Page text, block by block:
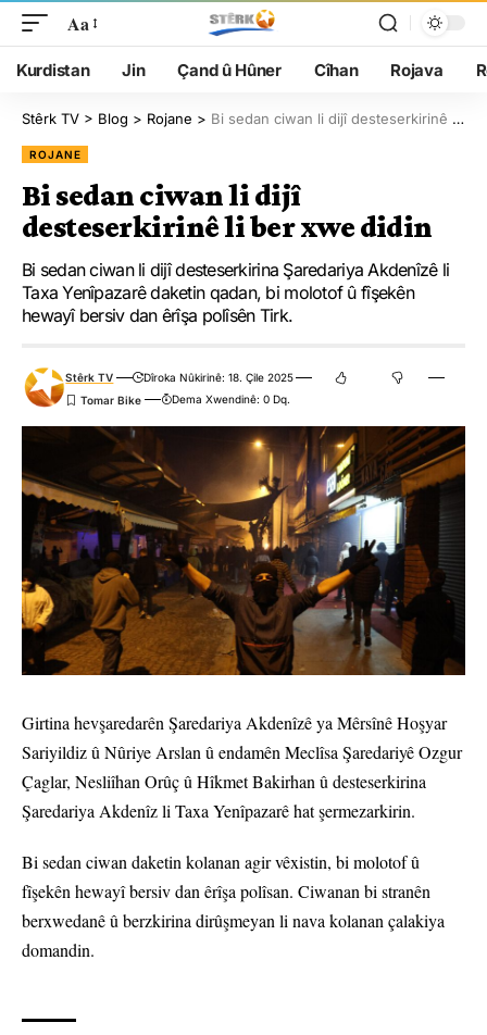
Aa
Kurdistan Jin Çand û Hûner Cîhan Rojava
Stêrk TV > Blog > Rojane > Bi sedan ciwan li dijî desteserkirinê li ber xwe didin
ROJANE
Bi sedan ciwan li dijî
desteserkirinê li ber xwe didin
Bi sedan ciwan li dijî desteserkirina Şaredariya Akdenîzê li
Taxa Yenîpazarê daketin qadan, bi molotof û fîşekên
hewayî bersiv dan êrîşa polîsên Tirk.
Stêrk TV
Dîroka Nûkirinê: 18. Çile 2025
Dema Xwendinê: 0 Dq.
Girtina hevşaredarên Şaredariya Akdenîzê ya Mêrsînê Hoşyar
Sariyildiz û Nûriye Arslan û endamên Meclîsa Şaredariyê Ozgur
Çaglar, Nesliîhan Orûç û Hîkmet Bakirhan û desteserkirina
Şaredariya Akdenîz li Taxa Yenîpazarê hat şermezarkirin.
Bi sedan ciwan daketin kolanan agir vêxistin, bi molotof û
fîşekên hewayî bersiv dan êrîşa polîsan. Ciwanan bi stranên
berxwedanê û berzkirina dirûşmeyan li nava kolanan çalakiya
domandin.